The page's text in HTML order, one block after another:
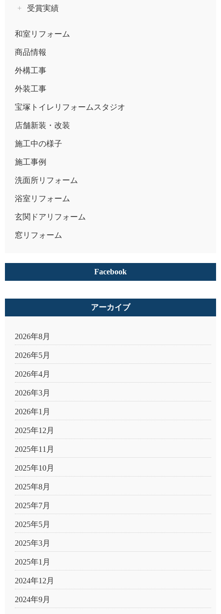
受賞実績
和室リフォーム
商品情報
外構工事
外装工事
宝塚トイレリフォームスタジオ
店舗新装・改装
施工中の様子
施工事例
洗面所リフォーム
浴室リフォーム
玄関ドアリフォーム
窓リフォーム
Facebook
アーカイブ
2026年8月
2026年5月
2026年4月
2026年3月
2026年1月
2025年12月
2025年11月
2025年10月
2025年8月
2025年7月
2025年5月
2025年3月
2025年1月
2024年12月
2024年9月